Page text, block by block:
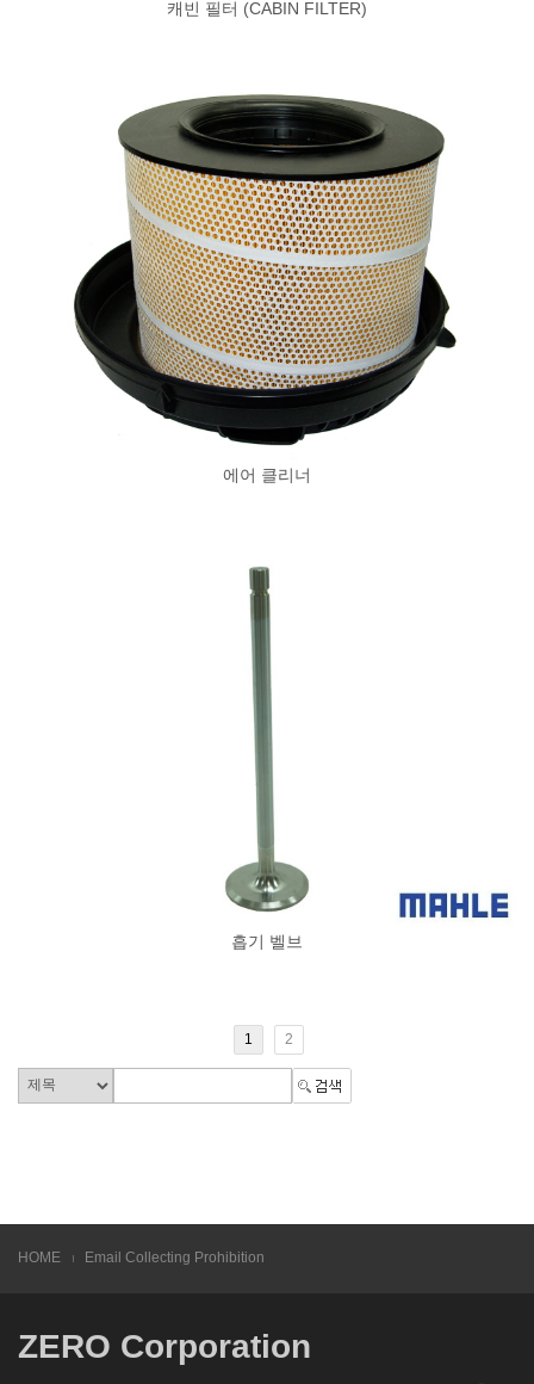
캐빈 필터 (CABIN FILTER)
에어 클리너
흡기 벨브
1 2
HOME Email Collecting Prohibition
ZERO Corporation